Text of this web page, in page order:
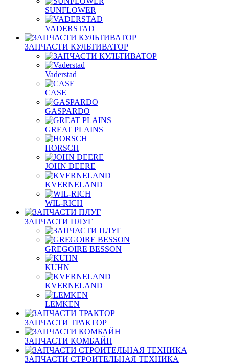
SUNFLOWER
VADERSTAD
ЗАПЧАСТИ КУЛЬТИВАТОР
Vaderstad
CASE
GASPARDO
GREAT PLAINS
HORSCH
JOHN DEERE
KVERNELAND
WIL-RICH
ЗАПЧАСТИ ПЛУГ
GREGOIRE BESSON
KUHN
KVERNELAND
LEMKEN
ЗАПЧАСТИ ТРАКТОР
ЗАПЧАСТИ КОМБАЙН
ЗАПЧАСТИ СТРОИТЕЛЬНАЯ ТЕХНИКА